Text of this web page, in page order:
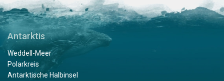
Antarktis
Weddell-Meer
Polarkreis
Antarktische Halbinsel